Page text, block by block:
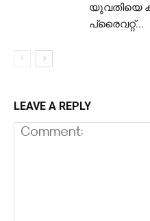
യുവതിയെ
പ്രൈവറ്റ്...
LEAVE A REPLY